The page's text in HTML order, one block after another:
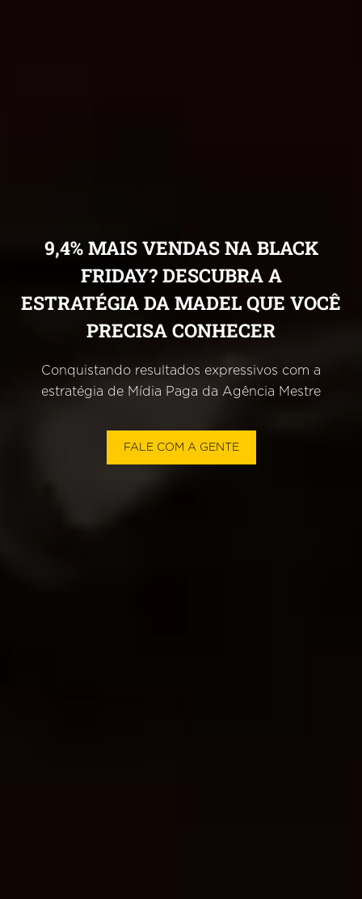
9,4% MAIS VENDAS NA BLACK
FRIDAY? DESCUBRA A
ESTRATÉGIA DA MADEL QUE VOCÊ
PRECISA CONHECER
Conquistando resultados expressivos com a
estratégia de Mídia Paga da Agência Mestre
FALE COM A GENTE